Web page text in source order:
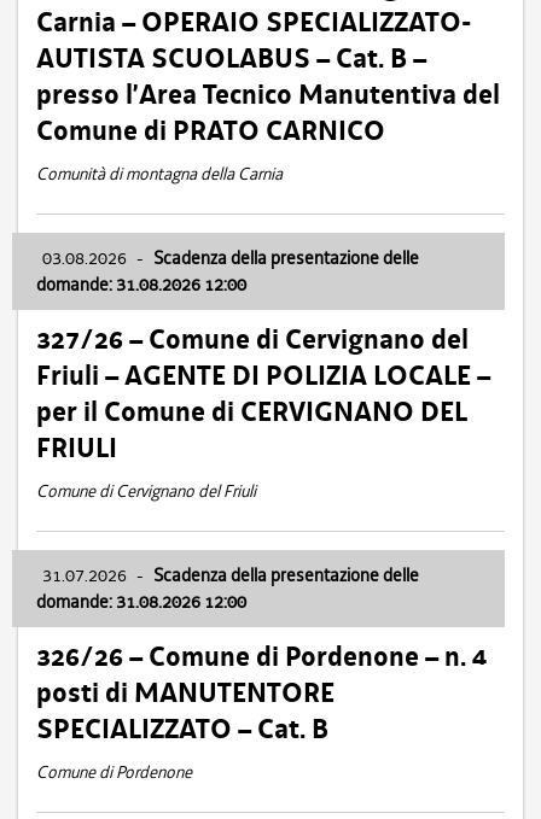
Carnia – OPERAIO SPECIALIZZATO-
AUTISTA SCUOLABUS – Cat. B –
presso l’Area Tecnico Manutentiva del
Comune di PRATO CARNICO
Comunità di montagna della Carnia
03.08.2026 - Scadenza della presentazione delle
domande: 31.08.2026 12:00
327/26 – Comune di Cervignano del
Friuli – AGENTE DI POLIZIA LOCALE –
per il Comune di CERVIGNANO DEL
FRIULI
Comune di Cervignano del Friuli
31.07.2026 - Scadenza della presentazione delle
domande: 31.08.2026 12:00
326/26 – Comune di Pordenone – n. 4
posti di MANUTENTORE
SPECIALIZZATO – Cat. B
Comune di Pordenone